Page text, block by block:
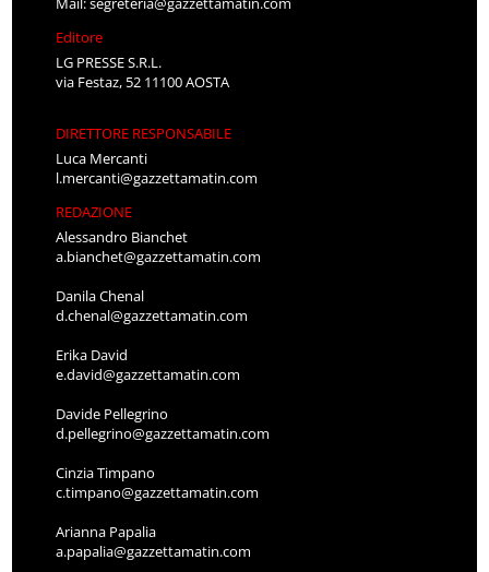
Editore
LG PRESSE S.R.L.
via Festaz, 52 11100 AOSTA
DIRETTORE RESPONSABILE
Luca Mercanti
l.mercanti@gazzettamatin.com
REDAZIONE
Alessandro Bianchet
a.bianchet@gazzettamatin.com
Danila Chenal
d.chenal@gazzettamatin.com
Erika David
e.david@gazzettamatin.com
Davide Pellegrino
d.pellegrino@gazzettamatin.com
Cinzia Timpano
c.timpano@gazzettamatin.com
Arianna Papalia
a.papalia@gazzettamatin.com